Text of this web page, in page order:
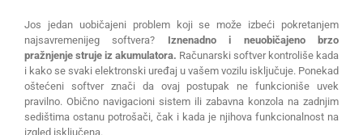
Jos jedan uobičajeni problem koji se može izbeći pokretanjem
najsavremenijeg softvera? Iznenadno i neuobičajeno brzo
pražnjenje struje iz akumulatora. Računarski softver kontroliše kada
i kako se svaki elektronski uređaj u vašem vozilu isključuje. Ponekad
oštećeni softver znači da ovaj postupak ne funkcioniše uvek
pravilno. Obično navigacioni sistem ili zabavna konzola na zadnjim
sedištima ostanu potrošači, čak i kada je njihova funkcionalnost na
izgled isključena.